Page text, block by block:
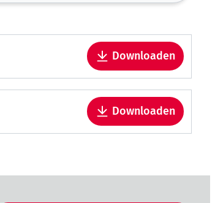
Downloaden
Downloaden